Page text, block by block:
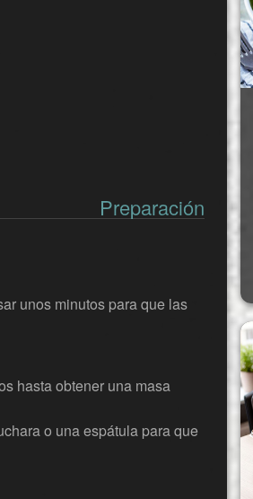
Preparación
unos minutos para que las
hasta obtener una masa
o una espátula para que